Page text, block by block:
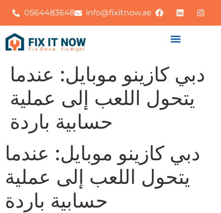
0564483648 info@fixitnow.ae
دبي كازينو موبايل: عندما
يتحول اللعب إلى عملية
حسابية باردة
دبي كازينو موبايل: عندما
يتحول اللعب إلى عملية
حسابية باردة